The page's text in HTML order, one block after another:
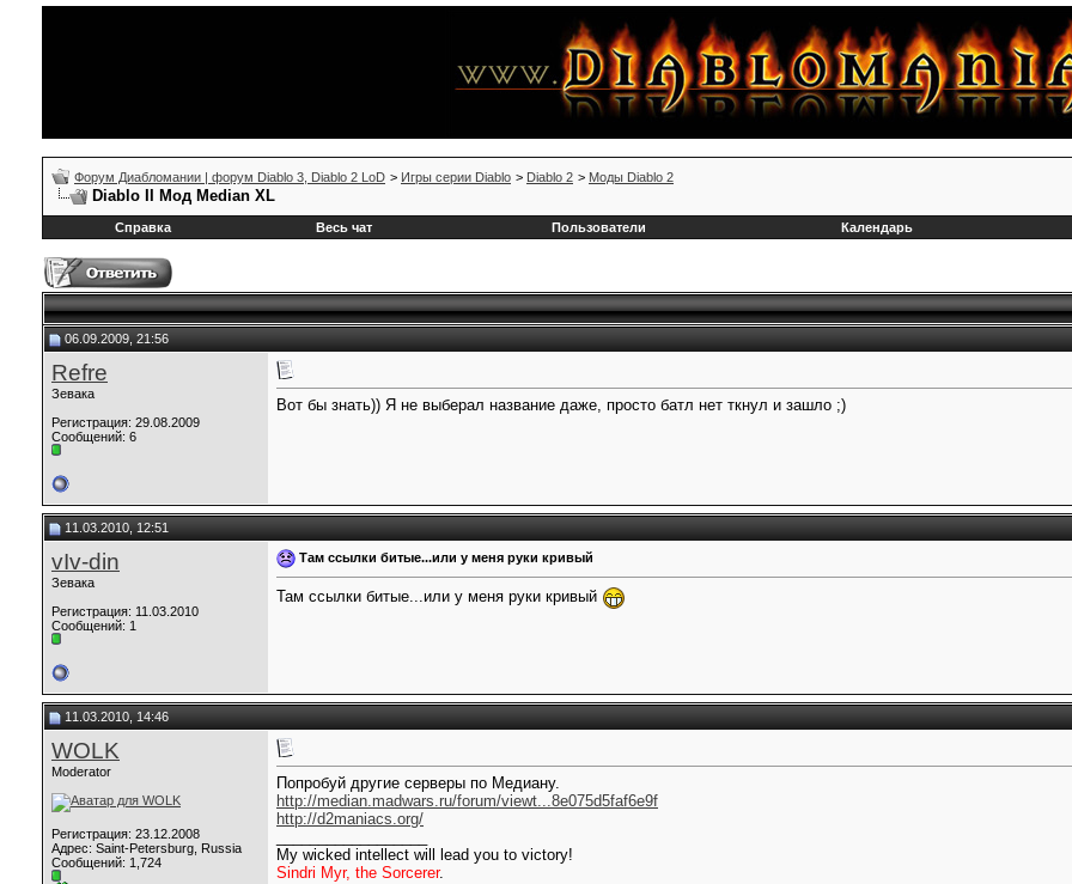
Форум Диабломании | форум Diablo 3, Diablo 2 LoD > Игры серии Diablo > Diablo 2 > Моды Diablo 2
Diablo II Мод Median XL
Справка
Весь чат Пользователи Календарь
06.09.2009, 21:56
Refre
Зевака
Регистрация: 29.08.2009
Сообщений: 6
Вот бы знать)) Я не выберал название даже, просто батл нет ткнул и зашло ;)
11.03.2010, 12:51
vIv-din
Зевака
Регистрация: 11.03.2010
Сообщений: 1
Там ссылки битые...или у меня руки кривый
Там ссылки битые...или у меня руки кривый
11.03.2010, 14:46
WOLK
Moderator
Регистрация: 23.12.2008
Адрес: Saint-Petersburg, Russia
Сообщений: 1,724
Попробуй другие серверы по Медиану.
http://median.madwars.ru/forum/viewt...8e075d5faf6e9f
http://d2maniacs.org/
My wicked intellect will lead you to victory!
Sindri Myr, the Sorcerer.